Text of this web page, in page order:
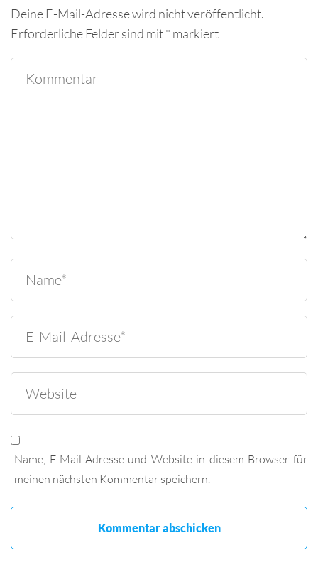
Deine E-Mail-Adresse wird nicht veröffentlicht.
Erforderliche Felder sind mit* markiert
Name, E-Mail-Adresse und Website in diesem Browser für
meinen nächsten Kommentar speichern.